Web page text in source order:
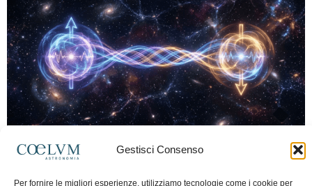
Gestisci Consenso
Per fornire le migliori esperienze, utilizziamo tecnologie come i cookie per
Marco Lorrai - 15 Giugno 2026 0
moderna: due particelle possono mostrare correlazioni che sembrano ignorare